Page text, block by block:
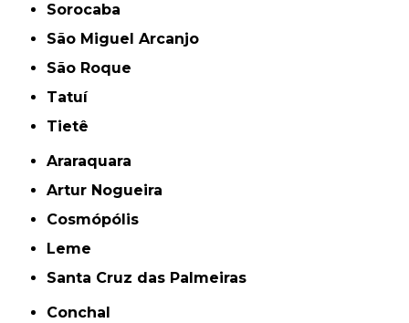
Sorocaba
São Miguel Arcanjo
São Roque
Tatuí
Tietê
Araraquara
Artur Nogueira
Cosmópólis
Leme
Santa Cruz das Palmeiras
Conchal